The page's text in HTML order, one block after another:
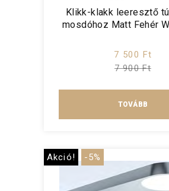
Klikk-klakk leeresztő
mosdóhoz Matt Fehér
7 500 Ft
7 900 Ft
TOVÁBB
Akció! -5%